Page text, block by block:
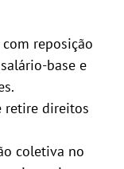
reposição
base e
retire direitos
coletiva no